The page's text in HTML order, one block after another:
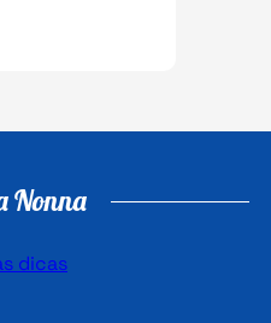
Nonna
dicas